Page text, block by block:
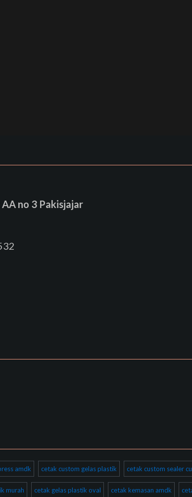
no 3 Pakisjajar
amdk cetak custom gelas plastik cetak custom sealer
murah cetak gelas plastik oval cetak kemasan amdk